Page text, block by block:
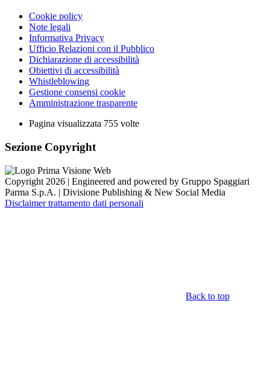
Cookie policy
Note legali
Informativa Privacy
Ufficio Relazioni con il Pubblico
Dichiarazione di accessibilità
Obiettivi di accessibilità
Whistleblowing
Gestione consensi cookie
Amministrazione trasparente
Pagina visualizzata 755 volte
Sezione Copyright
Copyright 2026 | Engineered and powered by Gruppo Spaggiari
Parma S.p.A. | Divisione Publishing & New Social Media
Disclaimer trattamento dati personali
Back to top